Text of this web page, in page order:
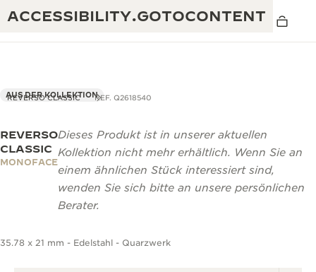
ACCESSIBILITY.GOTOCONTENT
THE GOLDEN RATIO MUSICAL SHOW
DAS REVERSO 1931 CAFÉ
TIMEKEEPER“
EXZELLENZ: MEHR ALS 190 JAHRE EXPERTISE
KREATIVITÄT: MEHR ALS 430 PATENTE
RAFFINESSE: MEHR ALS 1.400 KALIBER
REVERSO CLASSIC REF. Q2618540
AUS DER KOLLEKTION
REVERSO
CLASSIC
MONOFACE
Dieses Produkt ist in unserer aktuellen
Kollektion nicht mehr erhältlich. Wenn Sie an
einem ähnlichen Stück interessiert sind,
wenden Sie sich bitte an unsere persönlichen
Berater.
35.78 x 21 mm - Edelstahl - Quarzwerk